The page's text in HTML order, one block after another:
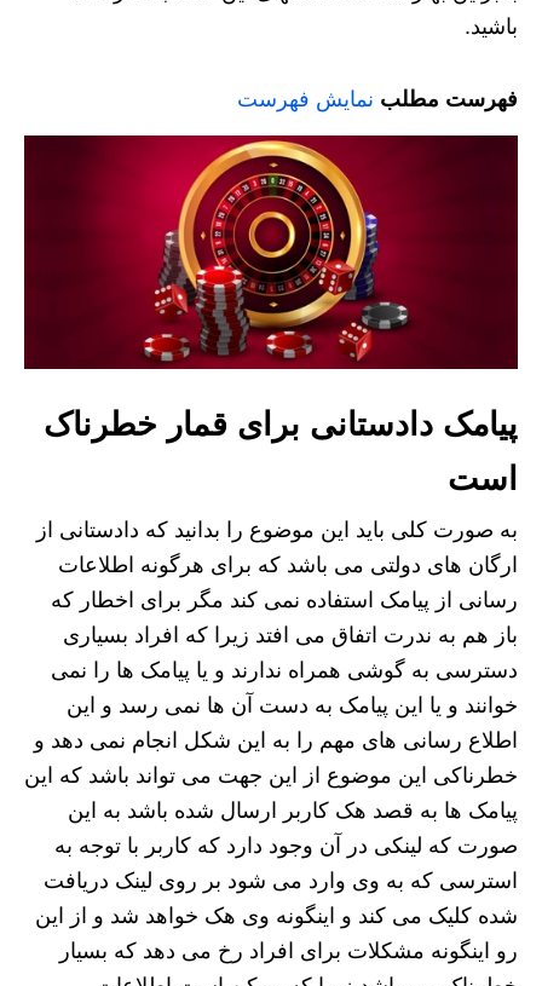
باشید.
فهرست مطلب نمایش فهرست
پیامک دادستانی برای قمار خطرناک
است
به صورت کلی باید این موضوع را بدانید که دادستانی از
ارگان های دولتی می باشد که برای هرگونه اطلاعات
رسانی از پیامک استفاده نمی کند مگر برای اخطار که
باز هم به ندرت اتفاق می افتد زیرا که افراد بسیاری
دسترسی به گوشی همراه ندارند و یا پیامک ها را نمی
خوانند و یا این پیامک به دست آن ها نمی رسد و این
اطلاع رسانی های مهم را به این شکل انجام نمی دهد و
خطرناکی این موضوع از این جهت می تواند باشد که این
پیامک ها به قصد هک کاربر ارسال شده باشد به این
صورت که لینکی در آن وجود دارد که کاربر با توجه به
استرسی که به وی وارد می شود بر روی لینک دریافت
شده کلیک می کند و اینگونه وی هک خواهد شد و از این
رو اینگونه مشکلات برای افراد رخ می دهد که بسیار